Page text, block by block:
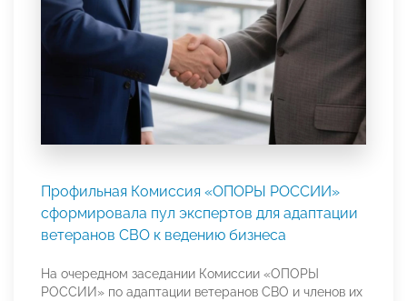
Профильная Комиссия «ОПОРЫ РОССИИ»
сформировала пул экспертов для адаптации
ветеранов СВО к ведению бизнеса
На очередном заседании Комиссии «ОПОРЫ
РОССИИ» по адаптации ветеранов СВО и членов их